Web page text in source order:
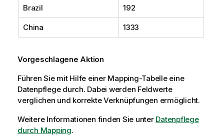
Brazil 192
China 1333
Vorgeschlagene Aktion
Führen Sie mit Hilfe einer Mapping-Tabelle eine
Datenpflege durch. Dabei werden Feldwerte
verglichen und korrekte Verknüpfungen ermöglicht.
Weitere Informationen finden Sie unter Datenpflege
durch Mapping.